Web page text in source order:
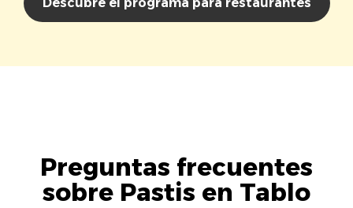
Preguntas frecuentes
sobre Pastis en Tablo